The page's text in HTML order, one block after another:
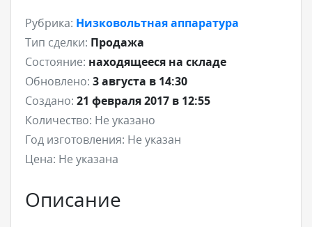
Рубрика: Низковольтная аппаратура
Тип сделки: Продажа
Состояние: находящееся на складе
Обновлено: 3 августа в 14:30
Создано: 21 февраля 2017 в 12:55
Количество: Не указано
Год изготовления: Не указан
Цена: Не указана
Описание